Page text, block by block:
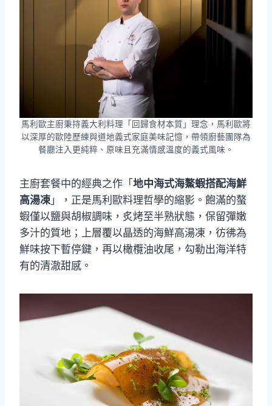
馬利歐主廚秉持義大利料理「回歸食材本質」理念，馬利歐將
以深厚的歐陸歷練與道地義式家庭美味記憶，帶領廚藝團隊為
餐廳注入更純粹、原味且充滿情感溫度的義式風味。
主廚套餐中的經典之作「地中海式海鰲蝦搭配海鮮
高湯凍 」，正是馬利歐料理哲學的縮影。飽滿的螯
蝦僅以鹽與胡椒調味，炙烤至半熟狀態，保留彈嫩
多汁的質地；上層覆以晶透的海鮮高湯凍，彷彿為
鮮味按下暫停鍵，再以橄欖油收尾，勾勒出海洋特
有的清澈甜感。